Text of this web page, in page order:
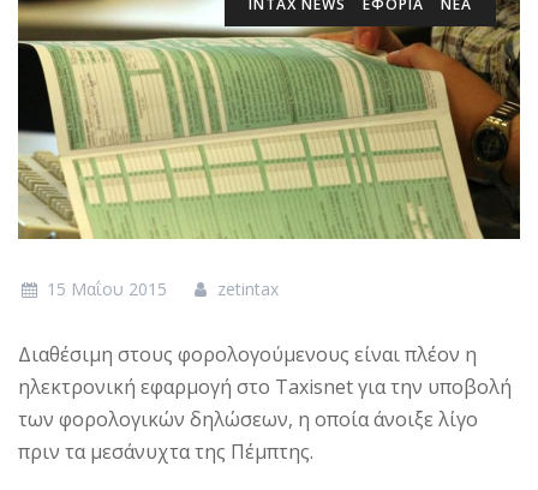
INTAX NEWS ΕΦΟΡΙΑ ΝΕΑ
15 Μαΐου 2015 zetintax
Διαθέσιμη στους φορολογούμενους είναι πλέον η
ηλεκτρονική εφαρμογή στο Taxisnet για την υποβολή
των φορολογικών δηλώσεων, η οποία άνοιξε λίγο
πριν τα μεσάνυχτα της Πέμπτης.